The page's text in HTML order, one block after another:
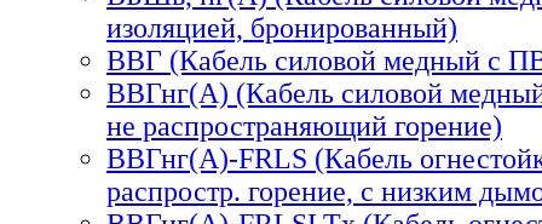
изоляцией, бронированный)
ВВГ (Кабель силовой медный с
ВВГнг(А) (Кабель силовой
не распространяющий горение)
ВВГнг(А)-FRLS (Кабель
распростр. горение, с низким